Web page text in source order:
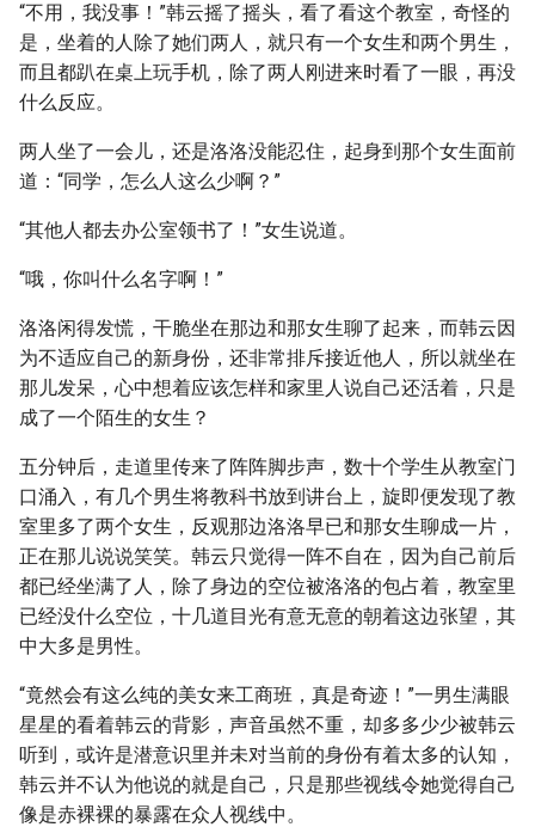
“不用，我没事！”韩云摇了摇头，看了看这个教室，奇怪的
是，坐着的人除了她们两人，就只有一个女生和两个男生，
而且都趴在桌上玩手机，除了两人刚进来时看了一眼，再没
什么反应。
两人坐了一会儿，还是洛洛没能忍住，起身到那个女生面前
道：“同学，怎么人这么少啊？”
“其他人都去办公室领书了！”女生说道。
“哦，你叫什么名字啊！”
洛洛闲得发慌，干脆坐在那边和那女生聊了起来，而韩云因
为不适应自己的新身份，还非常排斥接近他人，所以就坐在
那儿发呆，心中想着应该怎样和家里人说自己还活着，只是
成了一个陌生的女生？
五分钟后，走道里传来了阵阵脚步声，数十个学生从教室门
口涌入，有几个男生将教科书放到讲台上，旋即便发现了教
室里多了两个女生，反观那边洛洛早已和那女生聊成一片，
正在那儿说说笑笑。韩云只觉得一阵不自在，因为自己前后
都已经坐满了人，除了身边的空位被洛洛的包占着，教室里
已经没什么空位，十几道目光有意无意的朝着这边张望，其
中大多是男性。
“竟然会有这么纯的美女来工商班，真是奇迹！”一男生满眼
星星的看着韩云的背影，声音虽然不重，却多多少少被韩云
听到，或许是潜意识里并未对当前的身份有着太多的认知，
韩云并不认为他说的就是自己，只是那些视线令她觉得自己
像是赤裸裸的暴露在众人视线中。